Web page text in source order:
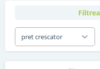
pret crescator